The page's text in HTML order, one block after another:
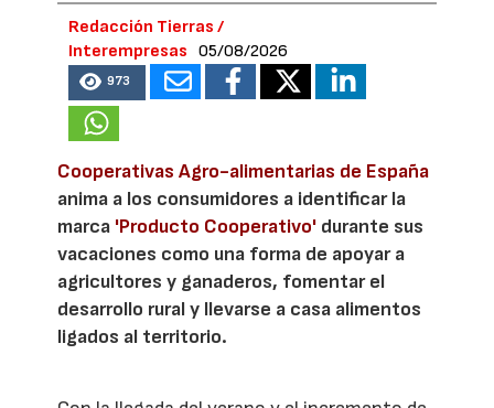
Redacción Tierras /
Interempresas
05/08/2026
973
Cooperativas Agro-alimentarias de España
anima a los consumidores a identificar la
marca 'Producto Cooperativo' durante sus
vacaciones como una forma de apoyar a
agricultores y ganaderos, fomentar el
desarrollo rural y llevarse a casa alimentos
ligados al territorio.